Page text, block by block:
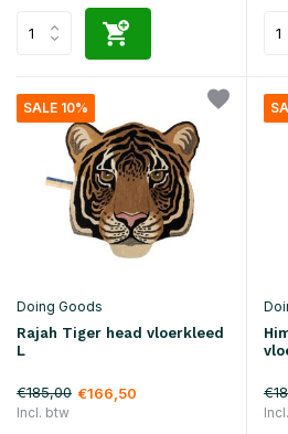
SALE 10%
Doing Goods
Rajah Tiger head vloerkleed
L
€185,00 €166,50
Incl. btw